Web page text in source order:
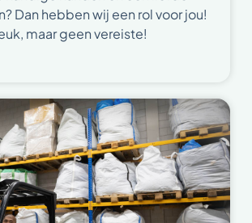
Dan hebben wij een rol voor jou!
maar geen vereiste!